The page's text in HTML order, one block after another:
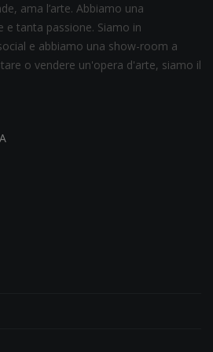
ama l’arte. Abbiamo una
e tanta passione. Siamo in
e abbiamo una show-room a
o vendere un'opera d'arte, siamo il